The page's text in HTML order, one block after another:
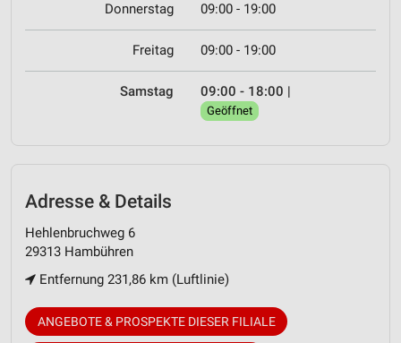
Donnerstag 09:00 - 19:00
Freitag 09:00 - 19:00
Samstag 09:00 - 18:00 |
Geöffnet
Adresse & Details
Hehlenbruchweg 6
29313 Hambühren
Entfernung 231,86 km (Luftlinie)
ANGEBOTE & PROSPEKTE DIESER FILIALE